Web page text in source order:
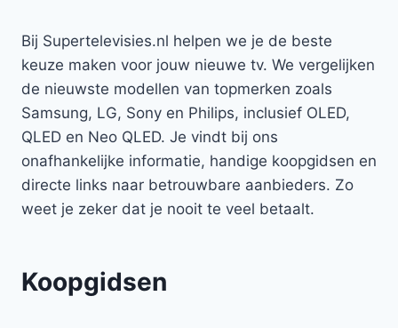
Bij Supertelevisies.nl helpen we je de beste
keuze maken voor jouw nieuwe tv. We vergelijken
de nieuwste modellen van topmerken zoals
Samsung, LG, Sony en Philips, inclusief OLED,
QLED en Neo QLED. Je vindt bij ons
onafhankelijke informatie, handige koopgidsen en
directe links naar betrouwbare aanbieders. Zo
weet je zeker dat je nooit te veel betaalt.
Koopgidsen